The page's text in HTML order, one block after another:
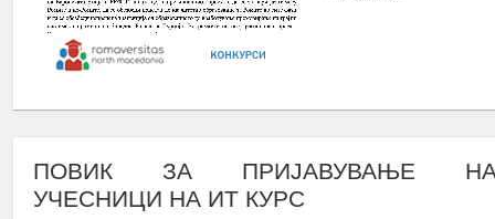
ПОВИК ЗА ПРИЈАВУВАЊЕ
УЧЕСНИЦИ НА ИТ КУРС